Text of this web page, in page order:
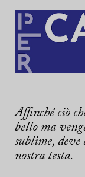
Affinché ciò
bello ma
sublime,
nostra testa.